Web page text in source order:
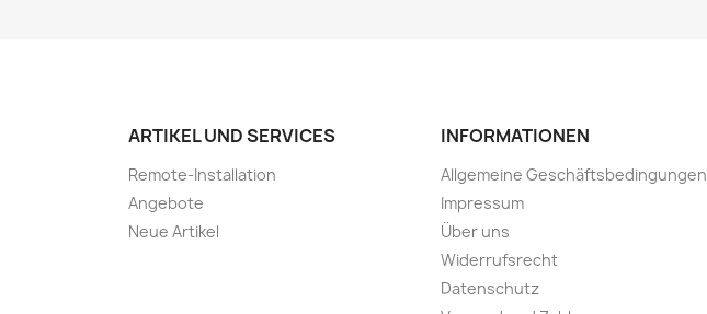
ARTIKEL UND SERVICES
Remote-Installation
Angebote
Neue Artikel
INFORMATIONEN
Allgemeine Geschäftsbedingungen
Impressum
Über uns
Widerrufsrecht
Datenschutz